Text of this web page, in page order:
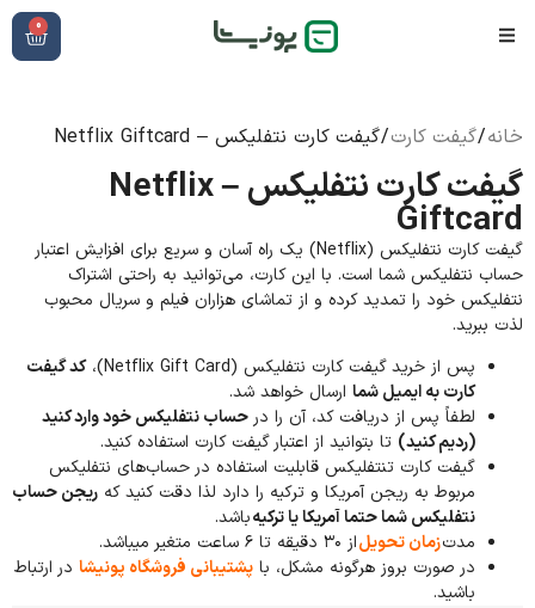
0
خانه/گیفت کارت/ گیفت کارت نتفلیکس – Netflix Giftcard
گیفت کارت نتفلیکس – Netflix
Giftcard
گیفت کارت نتفلیکس (Netflix) یک راه آسان و سریع برای افزایش اعتبار
حساب نتفلیکس شما است. با این کارت، می‌توانید به راحتی اشتراک
نتفلیکس خود را تمدید کرده و از تماشای هزاران فیلم و سریال محبوب
لذت ببرید.
پس از خرید گیفت کارت نتفلیکس (Netflix Gift Card)،
کد گیفت
کارت به ایمیل شما ارسال خواهد شد.
لطفاً پس از دریافت کد، آن را درحساب نتفلیکس خود وارد کنید
(ردیم کنید) تا بتوانید از اعتبار گیفت کارت استفاده کنید.
گیفت کارت تنتفلیکس قابلیت استفاده در حساب‌های نتفلیکس
مربوط به ریجن آمریکا و ترکیه را دارد لذا دقت کنید که ریجن حساب
نتفلیکس شما حتما آمریکا یا ترکیهباشد.
مدتزمان تحویلاز ۳۰ دقیقه تا ۶ ساعت متغیر میباشد.
در صورت بروز هرگونه مشکل، با پشتیبانی فروشگاه پونیشا در ارتباط
باشید.